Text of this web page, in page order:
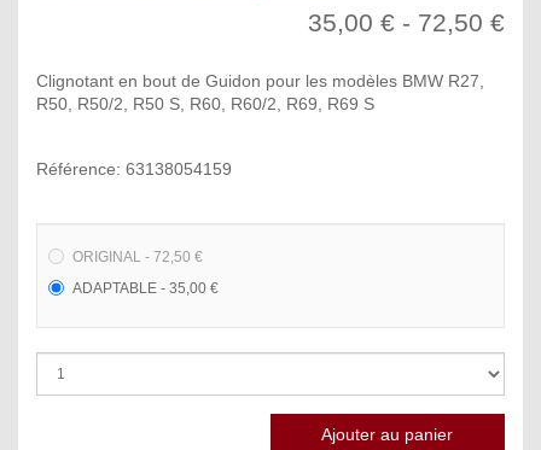
35,00 € - 72,50 €
Clignotant en bout de Guidon pour les modèles BMW R27,
R50, R50/2, R50 S, R60, R60/2, R69, R69 S
Référence: 63138054159
ORIGINAL - 72,50 €
ADAPTABLE - 35,00 €